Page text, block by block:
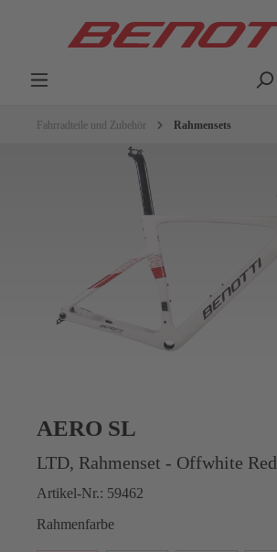
Fahrradteile und Zubehör Rahmensets
AERO SL
LTD, Rahmenset - Offwhite Red
Artikel-Nr.: 59462
Rahmenfarbe